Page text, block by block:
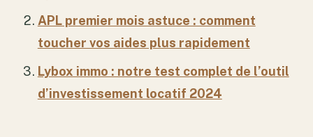
APL premier mois astuce : comment
toucher vos aides plus rapidement
Lybox immo : notre test complet de l’outil
d’investissement locatif 2024